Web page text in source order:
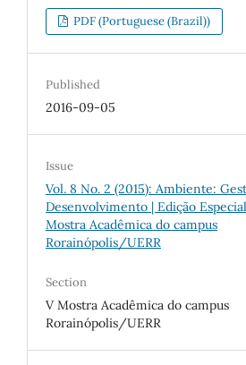
PDF (Portuguese (Brazil))
Published
2016-09-05
Issue
Vol. 8 No. 2 (2015): Ambiente:
Desenvolvimento | Edição
Mostra Acadêmica do campus
Rorainópolis/UERR
Section
V Mostra Acadêmica do campus
Rorainópolis/UERR